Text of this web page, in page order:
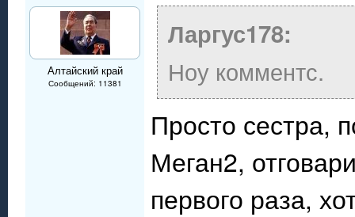
Алтайский край
Сообщений: 11381
Ларгус178:
Ноу комментс.
Просто сестра,
Меган2,
первого раза,